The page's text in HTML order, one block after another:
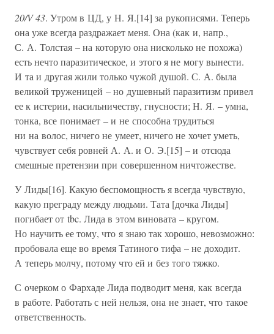
20/V 43. Утром в ЦД, у Н. Я.[14] за рукописями. Теперь
она уже всегда раздражает меня. Она (как и, напр.,
С. А. Толстая – на которую она нисколько не похожа)
есть нечто паразитическое, и этого я не могу вынести.
И та и другая жили только чужой душой. С. А. была
великой труженицей – но душевный паразитизм привел
ее к истерии, насильничеству, гнусности; Н. Я. – умна,
тонка, все понимает – и не способна трудиться
ни на волос, ничего не умеет, ничего не хочет уметь,
чувствует себя ровней А. А. и О. Э.[15] – и отсюда
смешные претензии при совершенном ничтожестве.
У Лиды[16]. Какую беспомощность я всегда чувствую,
какую преграду между людьми. Тата [дочка Лиды]
погибает от tbc. Лида в этом виновата – кругом.
Но научить ее тому, что я знаю так хорошо, невозможно:
пробовала еще во время Татиного тифа – не доходит.
А теперь молчу, потому что ей и без того тяжко.
С очерком о Фархаде Лида подводит меня, как всегда
в работе. Работать с ней нельзя, она не знает, что такое
ответственность.